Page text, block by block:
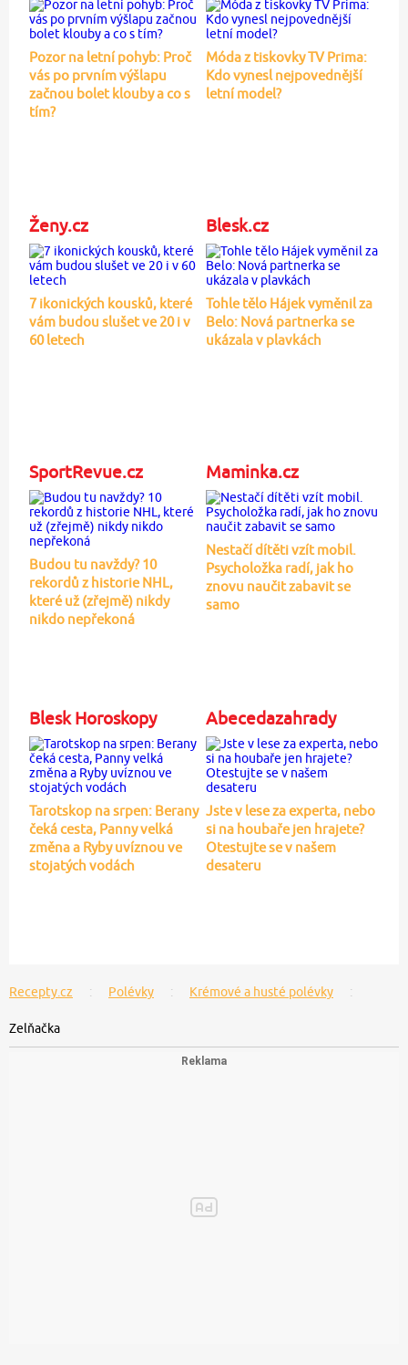
Pozor na letní pohyb: Proč
vás po prvním výšlapu
začnou bolet klouby a co s
tím?
Móda z tiskovky TV Prima:
Kdo vynesl nejpovednější
letní model?
Ženy.cz
7 ikonických kousků, které
vám budou slušet ve 20 i v
60 letech
Blesk.cz
Tohle tělo Hájek vyměnil za
Belo: Nová partnerka se
ukázala v plavkách
SportRevue.cz
Budou tu navždy? 10
rekordů z historie NHL,
které už (zřejmě) nikdy
nikdo nepřekoná
Maminka.cz
Nestačí dítěti vzít mobil.
Psycholožka radí, jak ho
znovu naučit zabavit se
samo
Blesk Horoskopy
Tarotskop na srpen: Berany
čeká cesta, Panny velká
změna a Ryby uvíznou ve
stojatých vodách
Abecedazahrady
Jste v lese za experta, nebo
si na houbaře jen hrajete?
Otestujte se v našem
desateru
Recepty.cz Polévky Krémové a husté polévky
Zelňačka